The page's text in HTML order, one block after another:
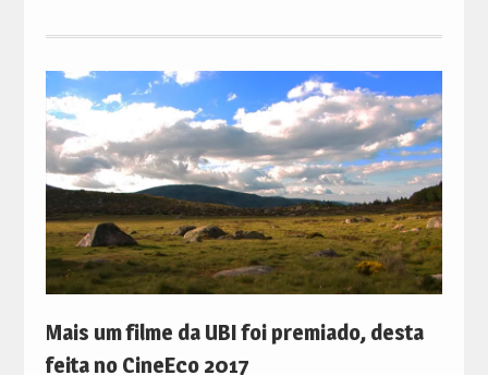
Mais um filme da UBI foi premiado, desta
feita no CineEco 2017